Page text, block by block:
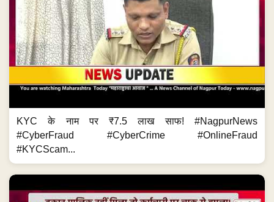
KYC के नाम पर ₹7.5 लाख साफ! #NagpurNews
#CyberFraud #CyberCrime #OnlineFraud
#KYCScam...